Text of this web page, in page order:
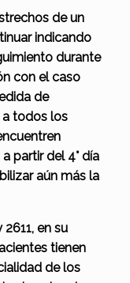
de un
indicando
durante
con el caso
de
a todos los
partir del 4° día
aún más la
en su
tienen
de los